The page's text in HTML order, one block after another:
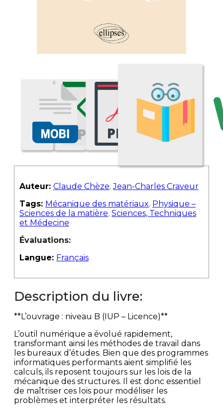
Auteur: Claude Chèze,Jean-Charles Craveur
Tags: Mécanique des matériaux, Physique –
Sciences de la matière, Sciences, Techniques
et Médecine
Évaluations:
Langue: Français
Description du livre:
**L’ouvrage : niveau B (IUP – Licence)**
L’outil numérique a évolué rapidement,
transformant ainsi les méthodes de travail dans
les bureaux d’études. Bien que des programmes
informatiques performants aient simplifié les
calculs, ils reposent toujours sur les lois de la
mécanique des structures. Il est donc essentiel
de maîtriser ces lois pour modéliser les
problèmes et interpréter les résultats.